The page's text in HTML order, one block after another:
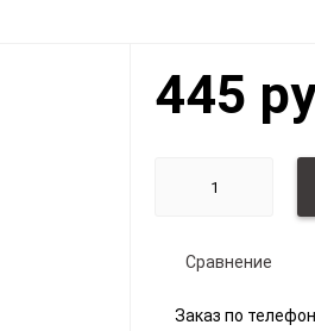
445
Сравнение
Заказ по